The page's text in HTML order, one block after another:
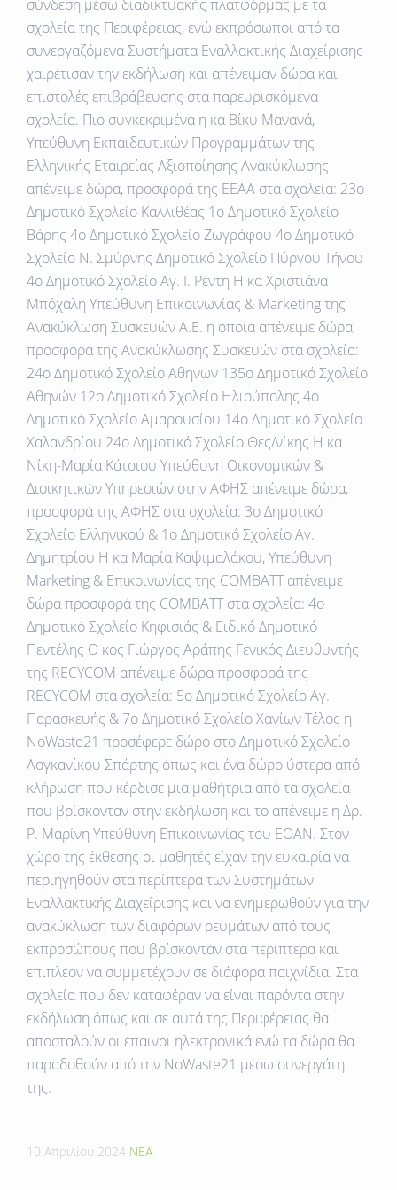
σύνδεση μέσω διαδικτυακής πλατφόρμας με τα
σχολεία της Περιφέρειας, ενώ εκπρόσωποι από τα
συνεργαζόμενα Συστήματα Εναλλακτικής Διαχείρισης
χαιρέτισαν την εκδήλωση και απένειμαν δώρα και
επιστολές επιβράβευσης στα παρευρισκόμενα
σχολεία. Πιο συγκεκριμένα η κα Βίκυ Μανανά,
Υπεύθυνη Εκπαιδευτικών Προγραμμάτων της
Ελληνικής Εταιρείας Αξιοποίησης Ανακύκλωσης
απένειμε δώρα, προσφορά της ΕΕΑΑ στα σχολεία: 23ο
Δημοτικό Σχολείο Καλλιθέας 1ο Δημοτικό Σχολείο
Βάρης 4ο Δημοτικό Σχολείο Ζωγράφου 4ο Δημοτικό
Σχολείο Ν. Σμύρνης Δημοτικό Σχολείο Πύργου Τήνου
4ο Δημοτικό Σχολείο Αγ. Ι. Ρέντη H κα Χριστιάνα
Μπόχαλη Υπεύθυνη Επικοινωνίας & Marketing της
Ανακύκλωση Συσκευών A.E. η οποία απένειμε δώρα,
προσφορά της Ανακύκλωσης Συσκευών στα σχολεία:
24ο Δημοτικό Σχολείο Αθηνών 135ο Δημοτικό Σχολείο
Αθηνών 12ο Δημοτικό Σχολείο Ηλιούπολης 4ο
Δημοτικό Σχολείο Αμαρουσίου 14ο Δημοτικό Σχολείο
Χαλανδρίου 24ο Δημοτικό Σχολείο Θες/νίκης Η κα
Νίκη-Μαρία Κάτσιου Υπεύθυνη Οικονομικών &
Διοικητικών Υπηρεσιών στην ΑΦΗΣ απένειμε δώρα,
προσφορά της ΑΦΗΣ στα σχολεία: 3ο Δημοτικό
Σχολείο Ελληνικού & 1ο Δημοτικό Σχολείο Αγ.
Δημητρίου Η κα Μαρία Καψιμαλάκου, Υπεύθυνη
Μarketing & Επικοινωνίας της COMBATT απένειμε
δώρα προσφορά της COMBATT στα σχολεία: 4ο
Δημοτικό Σχολείο Κηφισιάς & Ειδικό Δημοτικό
Πεντέλης O κος Γιώργος Αράπης Γενικός Διευθυντής
της RECYCOM απένειμε δώρα προσφορά της
RECYCOM στα σχολεία: 5ο Δημοτικό Σχολείο Αγ.
Παρασκευής & 7ο Δημοτικό Σχολείο Χανίων Τέλος η
NoWaste21 προσέφερε δώρο στο Δημοτικό Σχολείο
Λογκανίκου Σπάρτης όπως και ένα δώρο ύστερα από
κλήρωση που κέρδισε μια μαθήτρια από τα σχολεία
που βρίσκονταν στην εκδήλωση και το απένειμε η Δρ.
Ρ. Μαρίνη Υπεύθυνη Επικοινωνίας του ΕΟΑΝ. Στον
χώρο της έκθεσης οι μαθητές είχαν την ευκαιρία να
περιηγηθούν στα περίπτερα των Συστημάτων
Εναλλακτικής Διαχείρισης και να ενημερωθούν για την
ανακύκλωση των διαφόρων ρευμάτων από τους
εκπροσώπους που βρίσκονταν στα περίπτερα και
επιπλέον να συμμετέχουν σε διάφορα παιχνίδια. Στα
σχολεία που δεν καταφέραν να είναι παρόντα στην
εκδήλωση όπως και σε αυτά της Περιφέρειας θα
αποσταλούν οι έπαινοι ηλεκτρονικά ενώ τα δώρα θα
παραδοθούν από την ΝοWaste21 μέσω συνεργάτη
της.
10 Απριλίου 2024 ΝΕΑ